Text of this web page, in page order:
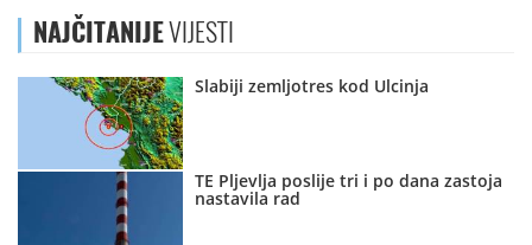
NAJČITANIJEVIJESTI
Slabiji zemljotres kod Ulcinja
TE Pljevlja poslije tri i po dana zastoja
nastavila rad